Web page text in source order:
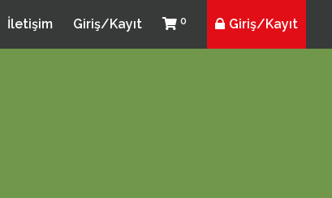
İletişim Giriş/Kayıt 0 Giriş/Kayıt